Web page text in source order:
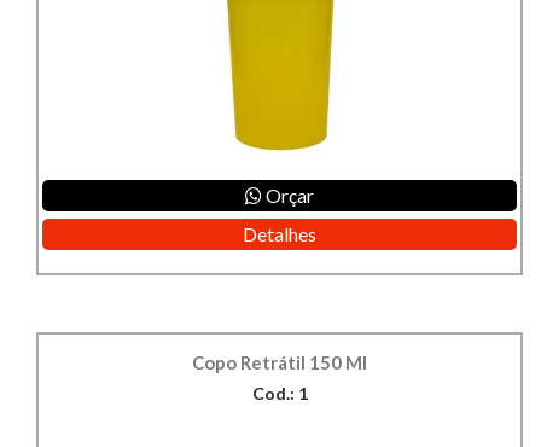
Orçar
Detalhes
Copo Retrátil 150 Ml
Cod.: 1